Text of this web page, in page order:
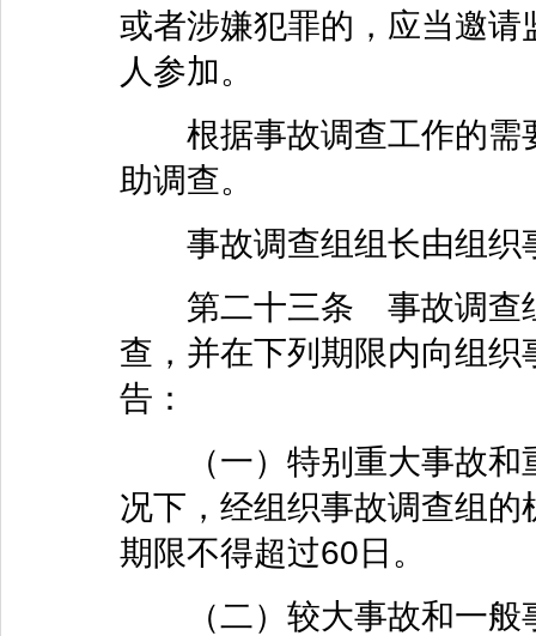
或者涉嫌犯罪的，应当邀
人参加。
根据事故调查工作的需
助调查。
事故调查组组长由组织
第二十三条 事故调查组
查，并在下列期限内向组
告：
（一）特别重大事故和
况下，经组织事故调查组
期限不得超过60日。
（二）较大事故和一般